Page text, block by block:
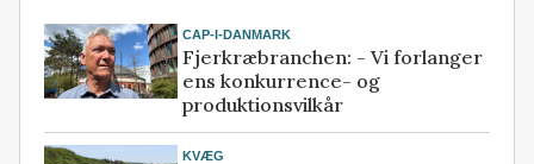
CAP-I-DANMARK
Fjerkræbranchen: - Vi forlanger
ens konkurrence- og
produktionsvilkår
KVÆG